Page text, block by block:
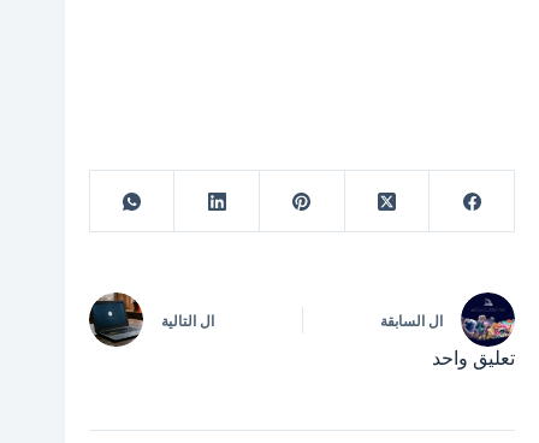
ال السابقة ال التالية
تعليق واحد